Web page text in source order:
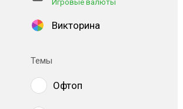
Игровые валюты
Викторина
Темы
Офтоп